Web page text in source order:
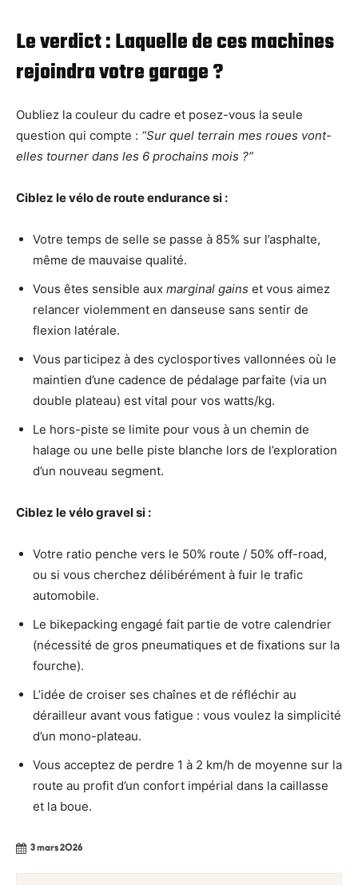
Le verdict : Laquelle de ces machines
rejoindra votre garage ?
Oubliez la couleur du cadre et posez-vous la seule
question qui compte : “Sur quel terrain mes roues vont-
elles tourner dans les 6 prochains mois ?”
Ciblez le vélo de route endurance si :
Votre temps de selle se passe à 85% sur l’asphalte,
même de mauvaise qualité.
Vous êtes sensible aux marginal gains et vous aimez
relancer violemment en danseuse sans sentir de
flexion latérale.
Vous participez à des cyclosportives vallonnées où le
maintien d’une cadence de pédalage parfaite (via un
double plateau) est vital pour vos watts/kg.
Le hors-piste se limite pour vous à un chemin de
halage ou une belle piste blanche lors de l’exploration
d’un nouveau segment.
Ciblez le vélo gravel si :
Votre ratio penche vers le 50% route / 50% off-road,
ou si vous cherchez délibérément à fuir le trafic
automobile.
Le bikepacking engagé fait partie de votre calendrier
(nécessité de gros pneumatiques et de fixations sur la
fourche).
L’idée de croiser ses chaînes et de réfléchir au
dérailleur avant vous fatigue : vous voulez la simplicité
d’un mono-plateau.
Vous acceptez de perdre 1 à 2 km/h de moyenne sur la
route au profit d’un confort impérial dans la caillasse
et la boue.
3 mars 2026